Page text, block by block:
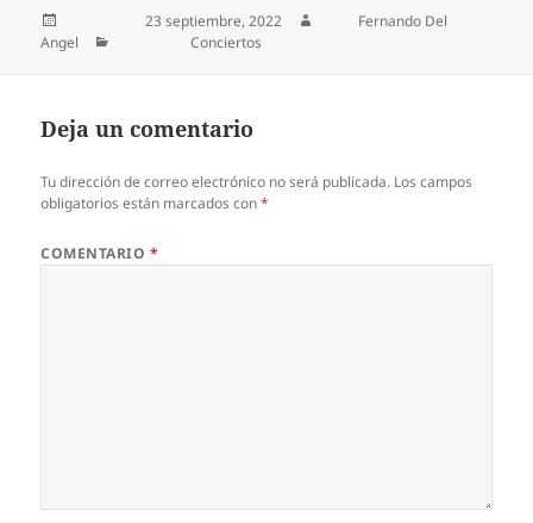
Publicado el23 septiembre, 2022
Fernando Del
Angel
CategoríasConciertos
Deja un comentario
Tu dirección de correo electrónico no será publicada. Los campos
obligatorios están marcados con*
COMENTARIO *